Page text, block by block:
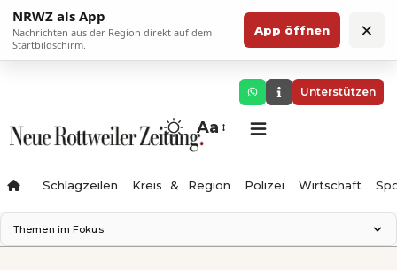
NRWZ als App
Nachrichten aus der Region direkt auf dem
Startbildschirm.
App öffnen ×
Unterstützen
Aa
Schlagzeilen Kreis & Region Polizei Wirtschaft
Themen im Fokus